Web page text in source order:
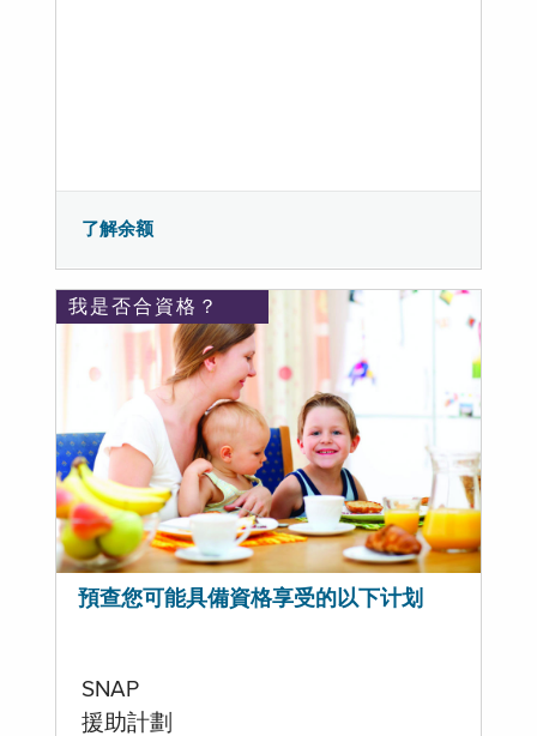
了解余额
我是否合資格？
預查您可能具備資格享受的以下计划
SNAP
援助計劃